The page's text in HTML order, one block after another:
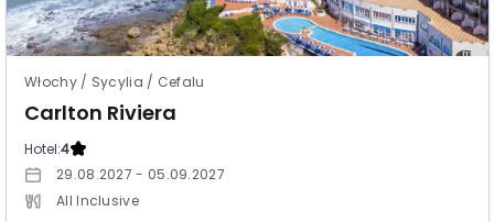
Włochy / Sycylia / Cefalu
Carlton Riviera
Hotel:4
29.08.2027 - 05.09.2027
All Inclusive